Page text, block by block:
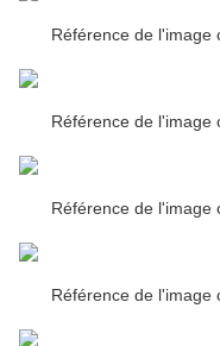
Référence de
Référence de
Référence de
Référence de